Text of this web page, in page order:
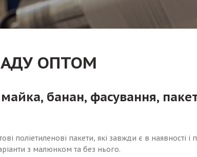
ОПТОМ
майка, банан, фасування,
поліетиленові пакети, які завжди є в наявності і
з малюнком та без нього.